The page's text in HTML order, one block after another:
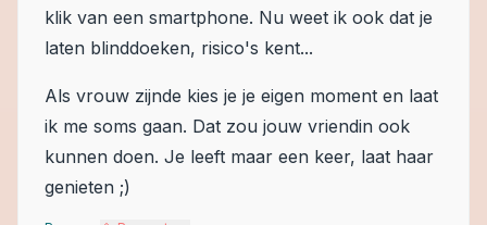
klik van een smartphone. Nu weet ik ook dat je
laten blinddoeken, risico's kent...
Als vrouw zijnde kies je je eigen moment en laat
ik me soms gaan. Dat zou jouw vriendin ook
kunnen doen. Je leeft maar een keer, laat haar
genieten ;)